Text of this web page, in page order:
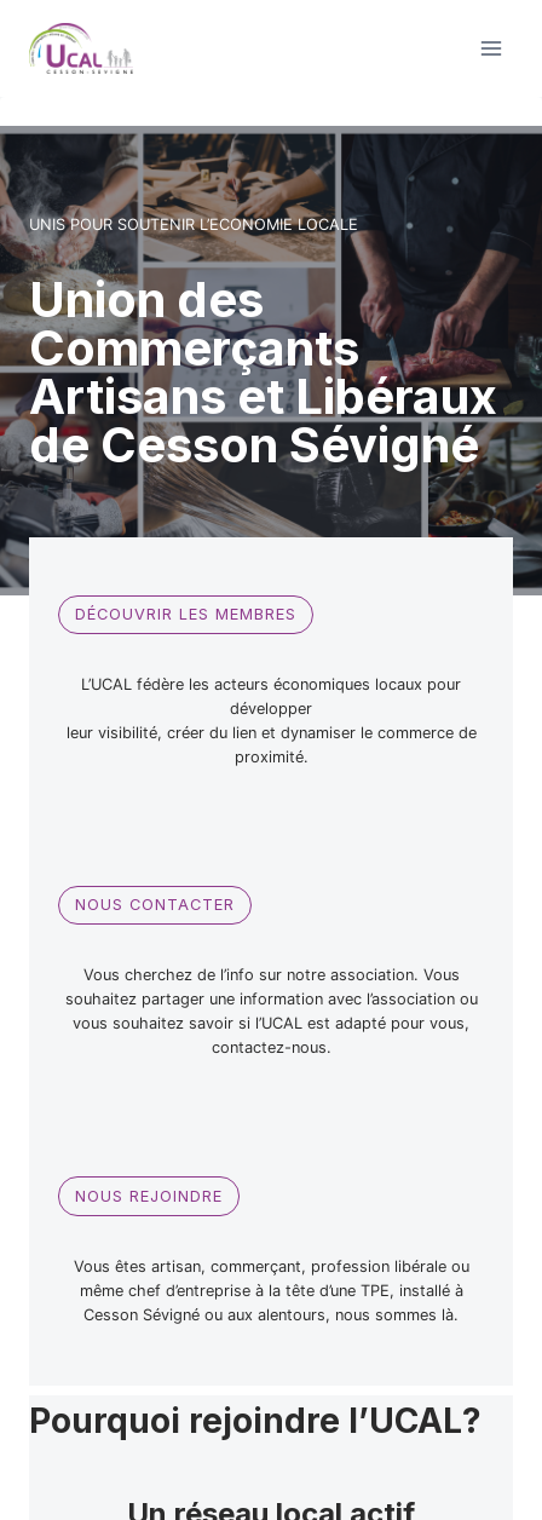
contenu
UNIS POUR SOUTENIR L’ECONOMIE LOCALE
Union des
Commerçants
Artisans et Libéraux
de Cesson Sévigné
DÉCOUVRIR LES MEMBRES
L’UCAL fédère les acteurs économiques locaux pour
développer
leur visibilité, créer du lien et dynamiser le commerce de
proximité.
NOUS CONTACTER
Vous cherchez de l’info sur notre association. Vous
souhaitez partager une information avec l’association ou
vous souhaitez savoir si l’UCAL est adapté pour vous,
contactez-nous.
NOUS REJOINDRE
Vous êtes artisan, commerçant, profession libérale ou
même chef d’entreprise à la tête d’une TPE, installé à
Cesson Sévigné ou aux alentours, nous sommes là.
Pourquoi rejoindre l’UCAL?
Un réseau local actif